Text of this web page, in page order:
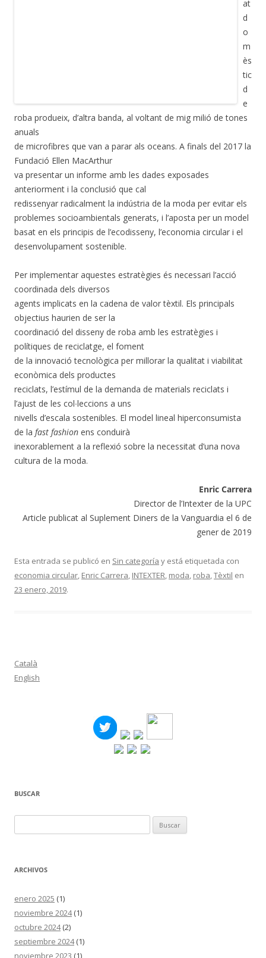
at
d
o
m
ès
tic
d
e
roba produeix, d’altra banda, al voltant de mig milió de tones
anuals
de microfibres que van a parar als oceans. A finals del 2017 la
Fundació Ellen MacArthur
va presentar un informe amb les dades exposades
anteriorment i la conclusió que cal
redissenyar radicalment la indústria de la moda per evitar els
problemes socioambientals generats, i l’aposta per un model
basat en els principis de l’ecodisseny, l’economia circular i el
desenvolupament sostenible.
Per implementar aquestes estratègies és necessari l’acció
coordinada dels diversos
agents implicats en la cadena de valor tèxtil. Els principals
objectius haurien de ser la
coordinació del disseny de roba amb les estratègies i
polítiques de reciclatge, el foment
de la innovació tecnològica per millorar la qualitat i viabilitat
econòmica dels productes
reciclats, l’estímul de la demanda de materials reciclats i
l’ajust de les col∙leccions a uns
nivells d’escala sostenibles. El model lineal hiperconsumista
de la fast fashion ens conduirà
inexorablement a la reflexió sobre la necessitat d’una nova
cultura de la moda.
Enric Carrera
Director de l’Intexter de la UPC
Article publicat al Suplement Diners de la Vanguardia el 6 de
gener de 2019
Esta entrada se publicó en Sin categoría y está etiquetada con
economia circular, Enric Carrera, INTEXTER, moda, roba,Tèxtil en
23 enero, 2019.
Català
English
BUSCAR
ARCHIVOS
enero 2025 (1)
noviembre 2024(1)
octubre 2024(2)
septiembre 2024(1)
noviembre 2023 (1)